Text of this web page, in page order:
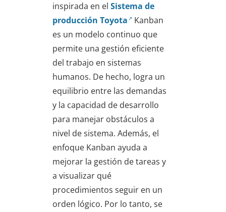
inspirada en el Sistema de
producción Toyota
Kanban
es un modelo continuo que
permite una gestión eficiente
del trabajo en sistemas
humanos. De hecho, logra un
equilibrio entre las demandas
y la capacidad de desarrollo
para manejar obstáculos a
nivel de sistema. Además, el
enfoque Kanban ayuda a
mejorar la gestión de tareas y
a visualizar qué
procedimientos seguir en un
orden lógico. Por lo tanto, se